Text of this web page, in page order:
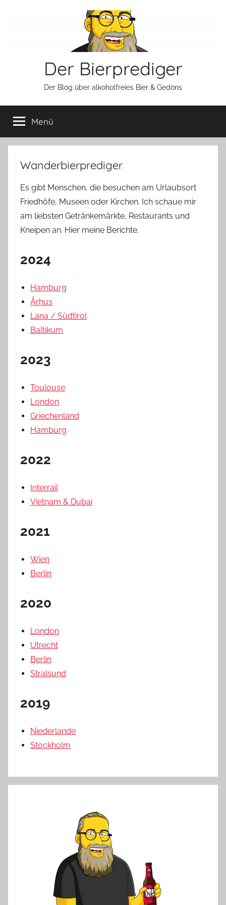
Der Bierprediger
Der Blog über alkoholfreies Bier & Gedöns
Menü
Wanderbierprediger
Es gibt Menschen, die besuchen am Urlaubsort
Friedhöfe, Museen oder Kirchen. Ich schaue mir
am liebsten Getränkemärkte, Restaurants und
Kneipen an. Hier meine Berichte.
2024
Hamburg
Århus
Lana / Südtirol
Baltikum
2023
Toulouse
London
Griechenland
Hamburg
2022
Interrail
Vietnam & Dubai
2021
Wien
Berlin
2020
London
Utrecht
Berlin
Stralsund
2019
Niederlande
Stockholm